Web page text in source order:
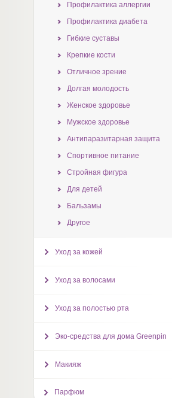
Профилактика аллергии
Профилактика диабета
Гибкие суставы
Крепкие кости
Отличное зрение
Долгая молодость
Женское здоровье
Мужское здоровье
Антипаразитарная защита
Спортивное питание
Стройная фигура
Для детей
Бальзамы
Другое
Уход за кожей
Уход за волосами
Уход за полостью рта
Эко-средства для дома Greenpin
Макияж
Парфюм